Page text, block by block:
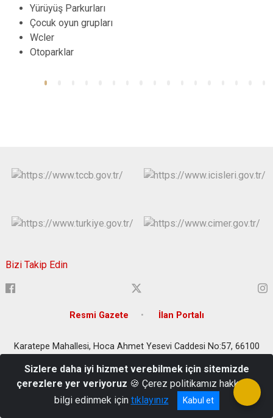
Yürüyüş Parkurları
Çocuk oyun grupları
Wcler
Otoparklar
Bizi Takip Edin
Resmi Gazete İlan Portalı
Karatepe Mahallesi, Hoca Ahmet Yesevi Caddesi No:57, 66100
0354 212 1565 - 0354 212 4908 - 0354 212 2203 - 0354 212 2207
- 0354 212 3643 - 0354 212 4337
Sizlere daha iyi hizmet verebilmek için sitemizde
çerezlere yer veriyoruz 🍪 Çerez politikamız hakkında
bilgi edinmek için tıklayınız Kabul et